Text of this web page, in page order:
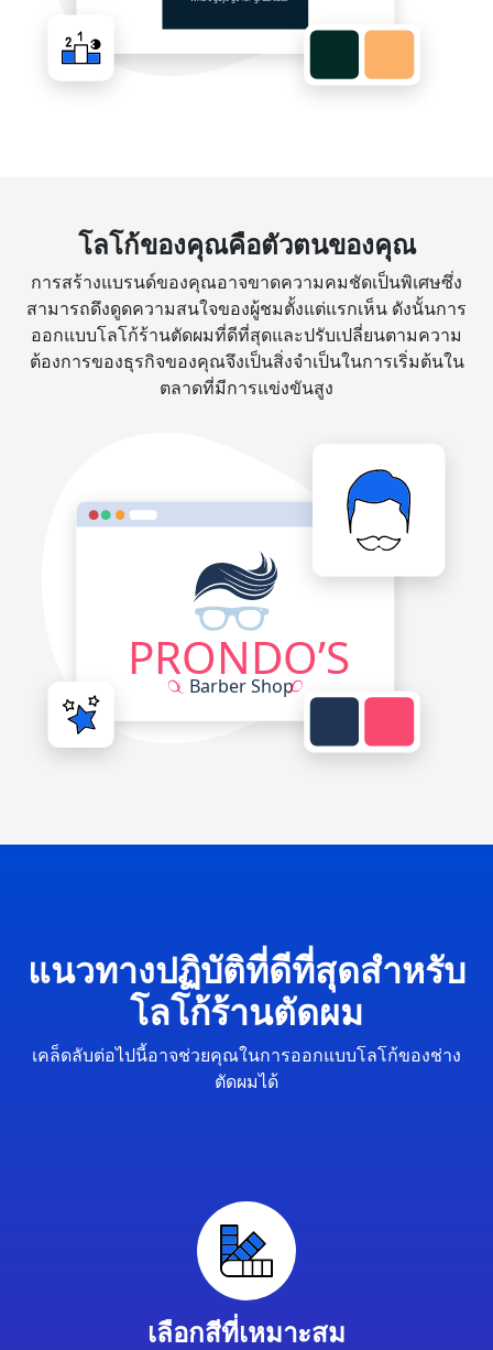
โลโก้ของคุณคือตัวตนของคุณ
การสร้างแบรนด์ของคุณอาจขาดความคมชัดเป็นพิเศษซึ่ง
สามารถดึงดูดความสนใจของผู้ชมตั้งแต่แรกเห็น ดังนั้นการ
ออกแบบโลโก้ร้านตัดผมที่ดีที่สุดและปรับเปลี่ยนตามความ
ต้องการของธุรกิจของคุณจึงเป็นสิ่งจำเป็นในการเริ่มต้นใน
ตลาดที่มีการแข่งขันสูง
แนวทางปฏิบัติที่ดีที่สุดสำหรับ
โลโก้ร้านตัดผม
เคล็ดลับต่อไปนี้อาจช่วยคุณในการออกแบบโลโก้ของช่าง
ตัดผมได้
เลือกสีที่เหมาะสม